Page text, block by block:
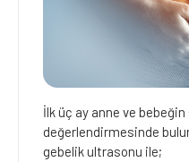
İlk üç ay anne ve bebeğin
değerlendirmesinde
gebelik ultrasonu ile;